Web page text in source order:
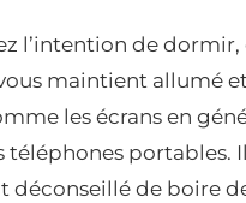
l’intention de
maintient allumé
les écrans en
téléphones portables.
déconseillé de boire